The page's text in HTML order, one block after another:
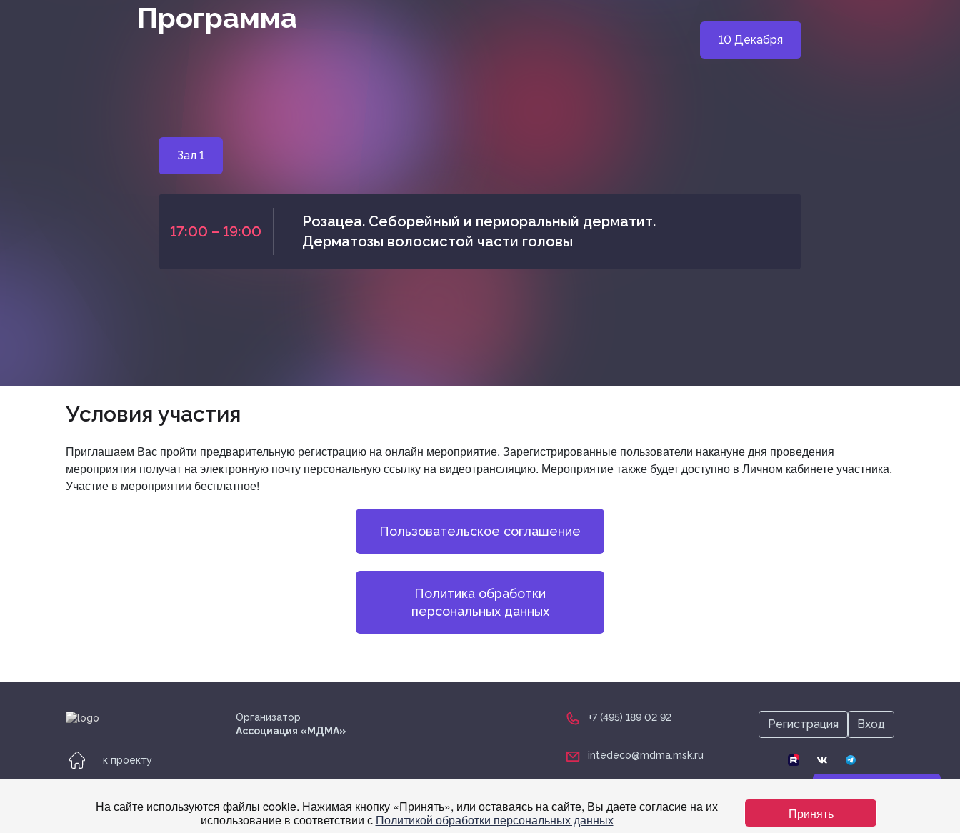
На сайте используются файлы cookie. Нажимая кнопку «Принять», или оставаясь на сайте, Вы даете согласие на их
использование в соответствии с Политикой обработки персональных данных Принять
Программа
10 Декабря
Зал 1
17:00 – 19:00
Розацеа. Себорейный и периоральный дерматит.
Дерматозы волосистой части головы
Условия участия
Приглашаем Вас пройти предварительную регистрацию на онлайн мероприятие. Зарегистрированные пользователи накануне дня проведения
мероприятия получат на электронную почту персональную ссылку на видеотрансляцию. Мероприятие также будет доступно в Личном кабинете участника.
Участие в мероприятии бесплатное!
Пользовательское соглашение
Политика обработки
персональных данных
к проекту
Организатор
Ассоциация «МДМА»
+7 (495) 189 02 92
intedeco@mdma.msk.ru
Регистрация Вход